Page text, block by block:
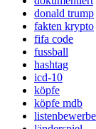
donald trump
fakten krypto
fifa code
fussball
hashtag
icd-10
köpfe
köpfe mdb